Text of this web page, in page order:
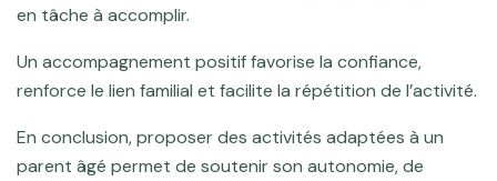
en tâche à accomplir.
Un accompagnement positif favorise la confiance,
renforce le lien familial et facilite la répétition de l’activité.
En conclusion, proposer des activités adaptées à un
parent âgé permet de soutenir son autonomie, de